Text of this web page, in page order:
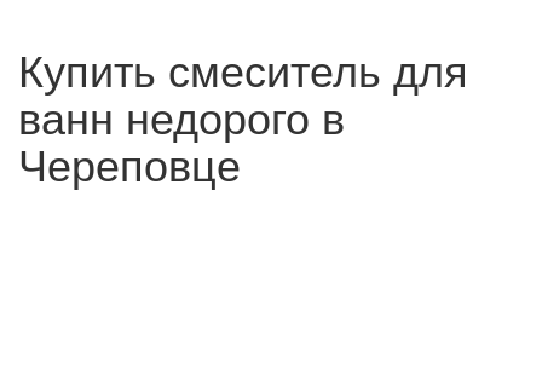
Купить смеситель для
ванн недорого в
Череповце